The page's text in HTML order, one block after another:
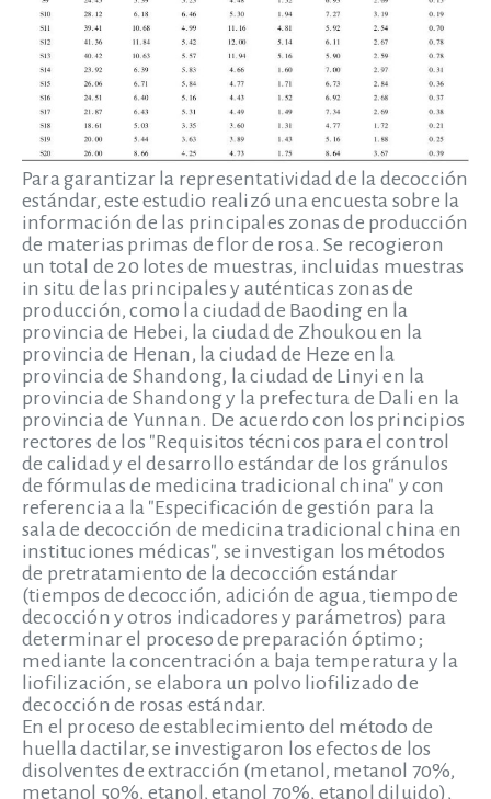
Para garantizar la representatividad de la decocción
estándar, este estudio realizó una encuesta sobre la
información de las principales zonas de producción
de materias primas de flor de rosa. Se recogieron
un total de 20 lotes de muestras, incluidas muestras
in situ de las principales y auténticas zonas de
producción, como la ciudad de Baoding en la
provincia de Hebei, la ciudad de Zhoukou en la
provincia de Henan, la ciudad de Heze en la
provincia de Shandong, la ciudad de Linyi en la
provincia de Shandong y la prefectura de Dali en la
provincia de Yunnan. De acuerdo con los principios
rectores de los "Requisitos técnicos para el control
de calidad y el desarrollo estándar de los gránulos
de fórmulas de medicina tradicional china" y con
referencia a la "Especificación de gestión para la
sala de decocción de medicina tradicional china en
instituciones médicas", se investigan los métodos
de pretratamiento de la decocción estándar
(tiempos de decocción, adición de agua, tiempo de
decocción y otros indicadores y parámetros) para
determinar el proceso de preparación óptimo;
mediante la concentración a baja temperatura y la
liofilización, se elabora un polvo liofilizado de
decocción de rosas estándar.
En el proceso de establecimiento del método de
huella dactilar, se investigaron los efectos de los
disolventes de extracción (metanol, metanol 70%,
metanol 50%, etanol, etanol 70%, etanol diluido),